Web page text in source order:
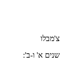
צ'מבלו
שנים א' ו-ב':